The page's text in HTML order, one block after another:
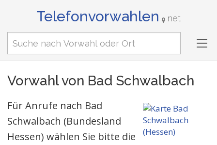
Telefonvorwahlen net
Vorwahl von Bad Schwalbach
Für Anrufe nach Bad
Schwalbach (Bundesland
Hessen) wählen Sie bitte die